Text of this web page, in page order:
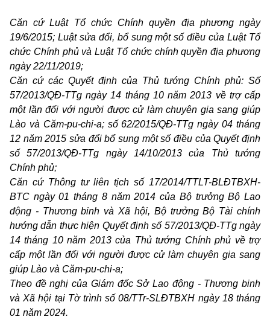
Căn cứ Luật Tổ chức Chính quyền địa phương ngày
19/6/2015; Luật sửa đổi, bổ sung một số điều của Luật Tổ
chức Chính phủ và Luật Tổ chức chính quyền địa phương
ngày 22/11/2019;
Căn cứ các Quyết định của Thủ tướng Chính phủ: Số
57/2013/QĐ-TTg ngày 14 tháng 10 năm 2013 về trợ cấp
một lần đối với người được cử làm chuyên gia sang giúp
Lào và Căm-pu-chi-a; số 62/2015/QĐ-TTg ngày 04 tháng
12 năm 2015 sửa đổi bổ sung một số điều của Quyết định
số 57/2013/QĐ-TTg ngày 14/10/2013 của Thủ tướng
Chính phủ;
Căn cứ Thông tư liên tịch số 17/2014/TTLT-BLĐTBXH-
BTC ngày 01 tháng 8 năm 2014 của Bộ trưởng Bộ Lao
động - Thương binh và Xã hội, Bộ trưởng Bộ Tài chính
hướng dẫn thực hiện Quyết định số 57/2013/QĐ-TTg ngày
14 tháng 10 năm 2013 của Thủ tướng Chính phủ về trợ
cấp một lần đối với người được cử làm chuyên gia sang
giúp Lào và Căm-pu-chi-a;
Theo đề nghị của Giám đốc Sở Lao động - Thương binh
và Xã hội tại Tờ trình số 08/TTr-SLĐTBXH ngày 18 tháng
01 năm 2024.